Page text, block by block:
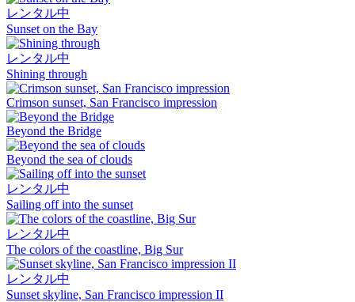
レンタル中
Sunset on the Bay
レンタル中
Shining through
Crimson sunset, San Francisco impression
Beyond the Bridge
Beyond the sea of clouds
レンタル中
Sailing off into the sunset
レンタル中
The colors of the coastline, Big Sur
レンタル中
Sunset skyline, San Francisco impression II